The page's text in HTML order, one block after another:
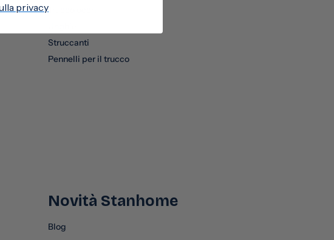
Trucco occhi
Struccanti
Pennelli per il trucco
Novità Stanhome
Blog
privacy